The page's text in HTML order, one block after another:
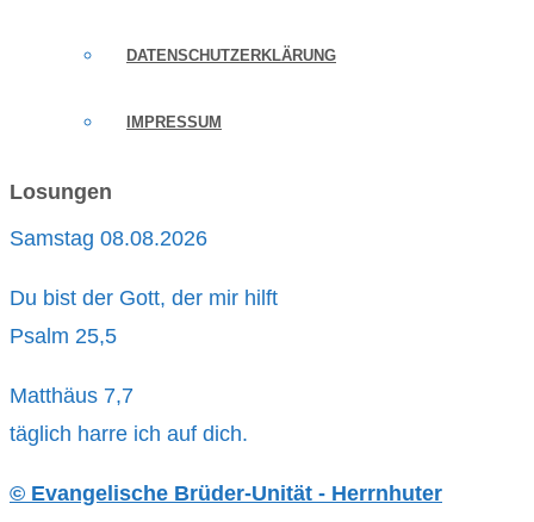
DATENSCHUTZERKLÄRUNG
IMPRESSUM
Losungen
Samstag 08.08.2026
Du bist der Gott, der mir hilft
Psalm 25,5
Matthäus 7,7
täglich harre ich auf dich.
© Evangelische Brüder-Unität - Herrnhuter